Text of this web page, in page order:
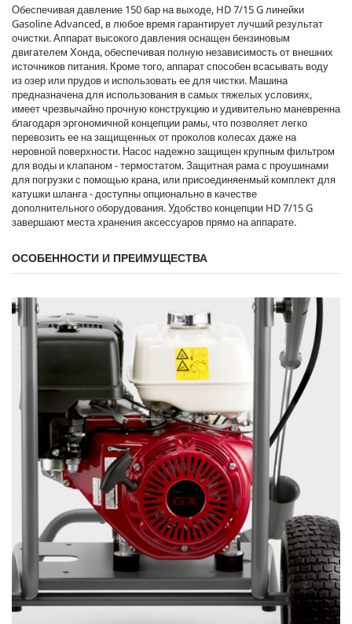
e
Обеспечивая давление 150 бар на выходе, HD 7/15 G линейки
Gasoline Advanced, в любое время гарантирует лучший результат
очистки. Аппарат высокого давления оснащен бензиновым
двигателем Хонда, обеспечивая полную независимость от внешних
источников питания. Кроме того, аппарат способен всасывать воду
из озер или прудов и использовать ее для чистки. Машина
предназначена для использования в самых тяжелых условиях,
имеет чрезвычайно прочную конструкцию и удивительно маневренна
благодаря эргономичной концепции рамы, что позволяет легко
перевозить ее на защищенных от проколов колесах даже на
неровной поверхности. Насос надежно защищен крупным фильтром
для воды и клапаном - термостатом. Защитная рама с проушинами
для погрузки с помощью крана, или присоединяенмый комплект для
катушки шланга - доступны опционально в качестве
дополнительного оборудования. Удобство концепции HD 7/15 G
завершают места хранения аксессуаров прямо на аппарате.
ОСОБЕННОСТИ И ПРЕИМУЩЕСТВА